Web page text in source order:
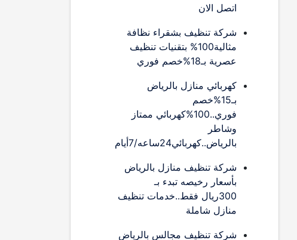
اتصل الان
شركة تنظيف بشقراء نظافة
مثالية100% بتقنيات تنظيف
عصرية بـ18%خصم فوري
كهربائي منازل بالرياض
بـ15%خصم
فوري..100%كهربائي ممتاز
وشاطر
بالرياض..كهربائي24ساعه/7أيام
شركة تنظيف منازل بالرياض
بأسعار رخيصه تبدء بـ
300ريال فقط..خدمات تنظيف
منازل شاملة
شركة تنظيف مجالس بالرياض